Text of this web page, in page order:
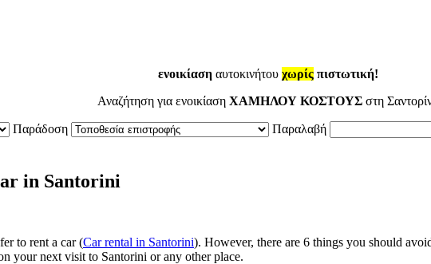
ενοικίαση αυτοκινήτου χωρίς πιστωτική!
Αναζήτηση για ενοικίαση ΧΑΜΗΛΟΥ ΚΟΣΤΟΥΣ στη
Παράδοση Παραλαβή
in Santorini
to rent a car (Car rental in Santorini). However, there are 6 things you should
your next visit to Santorini or any other place.